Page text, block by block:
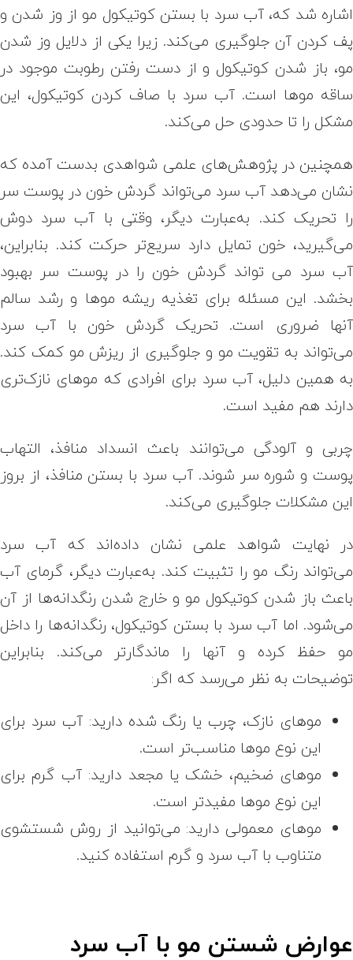
اشاره شد که، آب سرد با بستن کوتیکول مو از وز شدن و
پف کردن آن جلوگیری می‌کند. زیرا یکی از دلایل وز شدن
مو، باز شدن کوتیکول و از دست رفتن رطوبت موجود در
ساقه موها است. آب سرد با صاف کردن کوتیکول، این
مشکل را تا حدودی حل می‌کند.
همچنین در پژوهش‌های علمی شواهدی بدست آمده که
نشان می‌دهد آب سرد می‌تواند گردش خون در پوست سر
را تحریک کند. به‌عبارت دیگر، وقتی با آب سرد دوش
می‌گیرید، خون تمایل دارد سریع‌تر حرکت کند. بنابراین،
آب سرد می تواند گردش خون را در پوست سر بهبود
بخشد. این مسئله برای تغذیه ریشه موها و رشد سالم
آنها ضروری است. تحریک گردش خون با آب سرد
می‌تواند به تقویت مو و جلوگیری از ریزش مو کمک کند.
به همین دلیل، آب سرد برای افرادی که موهای نازک‌تری
دارند هم مفید است.
چربی و آلودگی می‌توانند باعث انسداد منافذ، التهاب
پوست و شوره سر شوند. آب سرد با بستن منافذ، از بروز
این مشکلات جلوگیری می‌کند.
در نهایت شواهد علمی نشان داده‌اند که آب سرد
می‌تواند رنگ مو را تثبیت کند. به‌عبارت دیگر، گرمای آب
باعث باز شدن کوتیکول مو و خارج شدن رنگدانه‌ها از آن
می‌شود. اما آب سرد با بستن کوتیکول، رنگدانه‌ها را داخل
مو حفظ کرده و آنها را ماندگارتر می‌کند. بنابراین
توضیحات به نظر می‌رسد که اگر:
موهای نازک، چرب یا رنگ شده دارید: آب سرد برای
این نوع موها مناسب‌تر است.
موهای ضخیم، خشک یا مجعد دارید: آب گرم برای
این نوع موها مفیدتر است.
موهای معمولی دارید: می‌توانید از روش شستشوی
متناوب با آب سرد و گرم استفاده کنید.
عوارض شستن مو با آب سرد